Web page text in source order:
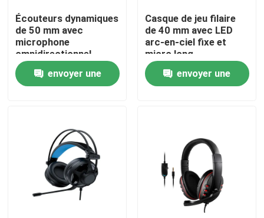
À la maison
Produits
Visite de l'usine
Contrôle de la qualité
Écouteurs dynamiques
de 50 mm avec
microphone
omnidirectionnel,
oreillers en cuir PU
envoyer une
Casque de jeu filaire
de 40 mm avec LED
arc-en-ciel fixe et
micro long
envoyer une